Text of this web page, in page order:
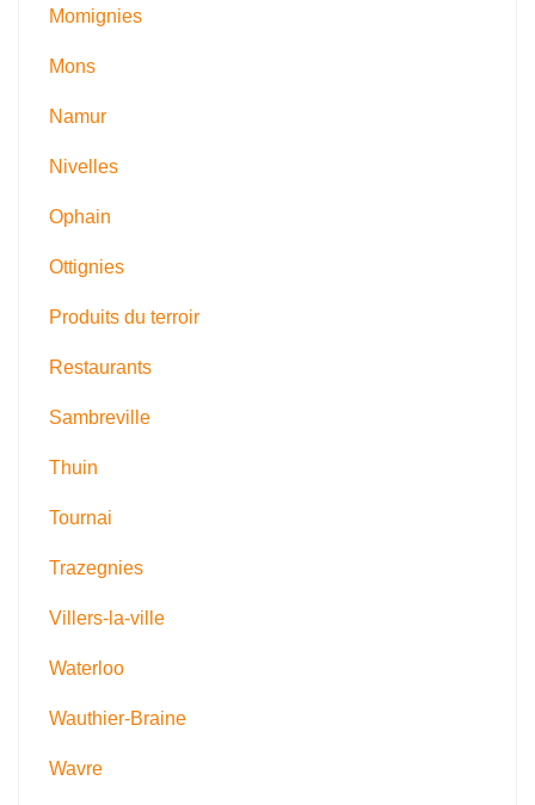
Momignies
Mons
Namur
Nivelles
Ophain
Ottignies
Produits du terroir
Restaurants
Sambreville
Thuin
Tournai
Trazegnies
Villers-la-ville
Waterloo
Wauthier-Braine
Wavre